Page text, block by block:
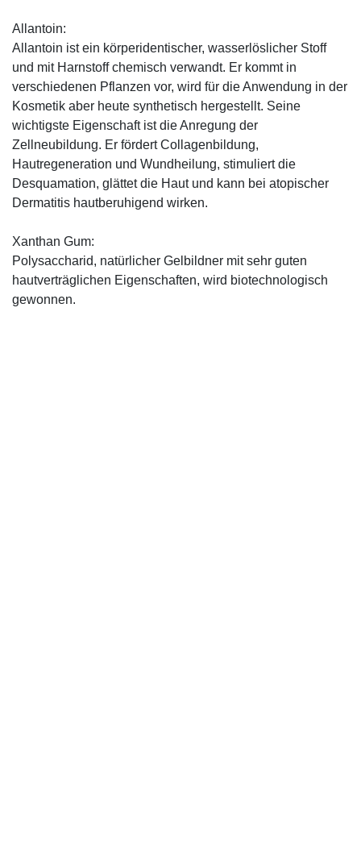
Allantoin:
Allantoin ist ein körperidentischer, wasserlöslicher Stoff
und mit Harnstoff chemisch verwandt. Er kommt in
verschiedenen Pflanzen vor, wird für die Anwendung in der
Kosmetik aber heute synthetisch hergestellt. Seine
wichtigste Eigenschaft ist die Anregung der
Zellneubildung. Er fördert Collagenbildung,
Hautregeneration und Wundheilung, stimuliert die
Desquamation, glättet die Haut und kann bei atopischer
Dermatitis hautberuhigend wirken.
Xanthan Gum:
Polysaccharid, natürlicher Gelbildner mit sehr guten
hautverträglichen Eigenschaften, wird biotechnologisch
gewonnen.